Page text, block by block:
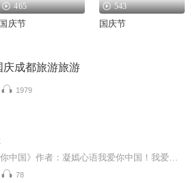
465
国庆节
543
国庆节
庆成都旅游旅游
1979
78